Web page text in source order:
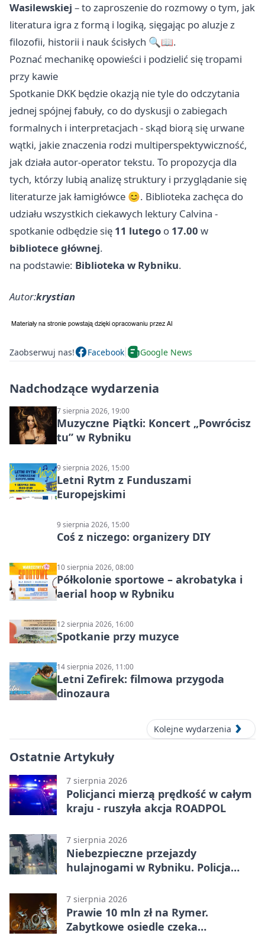
Wasilewskiej – to zaproszenie do rozmowy o tym, jak
literatura igra z formą i logiką, sięgając po aluzje z
filozofii, historii i nauk ścisłych 🔍📖.
Poznać mechanikę opowieści i podzielić się tropami
przy kawie
Spotkanie DKK będzie okazją nie tyle do odczytania
jednej spójnej fabuły, co do dyskusji o zabiegach
formalnych i interpretacjach - skąd biorą się urwane
wątki, jakie znaczenia rodzi multiperspektywiczność,
jak działa autor-operator tekstu. To propozycja dla
tych, którzy lubią analizę struktury i przyglądanie się
literaturze jak łamigłówce 😊. Biblioteka zachęca do
udziału wszystkich ciekawych lektury Calvina -
spotkanie odbędzie się 11 lutego o 17.00 w
bibliotece głównej.
na podstawie: Biblioteka w Rybniku.
Autor:krystian
Zaobserwuj nas! Facebook Google News
Nadchodzące wydarzenia
7 sierpnia 2026, 19:00
Muzyczne Piątki: Koncert „Powrócisz
tu” w Rybniku
9 sierpnia 2026, 15:00
Letni Rytm z Funduszami
Europejskimi
9 sierpnia 2026, 15:00
Coś z niczego: organizery DIY
10 sierpnia 2026, 08:00
Półkolonie sportowe – akrobatyka i
aerial hoop w Rybniku
12 sierpnia 2026, 16:00
Spotkanie przy muzyce
14 sierpnia 2026, 11:00
Letni Zefirek: filmowa przygoda
dinozaura
Kolejne wydarzenia
Ostatnie Artykuły
7 sierpnia 2026
Policjanci mierzą prędkość w całym
kraju - ruszyła akcja ROADPOL
7 sierpnia 2026
Niebezpieczne przejazdy
hulajnogami w Rybniku. Policja
7 sierpnia 2026
Prawie 10 mln zł na Rymer.
Zabytkowe osiedle czeka